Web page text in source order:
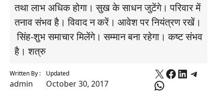
तथा लाभ अधिक होगा। सुख के साधन जुटेंगे। परिवार में
तनाव संभव है। विवाद न करें। आवेश पर नियंत्रण रखें।
सिंह-शुभ समाचार मिलेंगे। सम्मान बना रहेगा। कष्ट संभव
है। शत्रु
Written By :
admin
Updated
October 30, 2017
X Facebook
WhatsApp